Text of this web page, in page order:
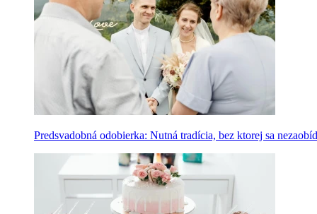
Predsvadobná odobierka: Nutná tradícia, bez ktorej sa